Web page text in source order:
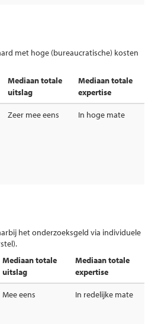
met hoge (bureaucratische) kosten
Mediaan totale
uitslag
Mediaan totale
expertise
Zeer mee eens In hoge mate
het onderzoeksgeld via individuele
Mediaan totale
uitslag
Mediaan totale
expertise
Mee eens In redelijke mate